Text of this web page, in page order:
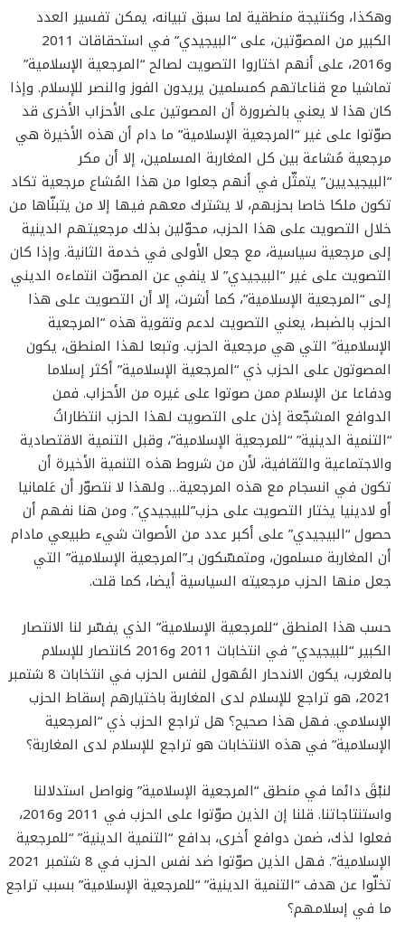
وهكذا، وكنتيجة منطقية لما سبق تبيانه، يمكن تفسير العدد
الكبير من المصوّتين، على “البيجيدي” في استحقاقات 2011
و2016، على أنهم اختاروا التصويت لصالح “المرجعية الإسلامية”
تماشيا مع قناعاتهم كمسلمين يريدون الفوز والنصر للإسلام. وإذا
كان هذا لا يعني بالضرورة أن المصوتين على الأحزاب الأخرى قد
صوّتوا على غير “المرجعية الإسلامية” ما دام أن هذه الأخيرة هي
مرجعية مُشاعة بين كل المغاربة المسلمين، إلا أن مكر
“البيجيديين” يتمثّل في أنهم جعلوا من هذا المُشاع مرجعية تكاد
تكون ملكا خاصا بحزبهم، لا يشترك معهم فيها إلا من يتبنّاها من
خلال التصويت على هذا الحزب، محوّلين بذلك مرجعيتهم الدينية
إلى مرجعية سياسية، مع جعل الأولى في خدمة الثانية. وإذا كان
التصويت على غير “البيجيدي” لا ينفي عن المصوّت انتماءه الديني
إلى “المرجعية الإسلامية”، كما أشرت، إلا أن التصويت على هذا
الحزب بالضبط، يعني التصويت لدعم وتقوية هذه “المرجعية
الإسلامية” التي هي مرجعية الحزب. وتبعا لهذا المنطق، يكون
المصوتون على الحزب ذي “المرجعية الإسلامية” أكثر إسلاما
ودفاعا عن الإسلام ممن صوتوا على غيره من الأحزاب. فمن
الدوافع المشجّعة إذن على التصويت لهذا الحزب انتظاراتُ
“التنمية الدينية” “للمرجعية الإسلامية”، وقبل التنمية الاقتصادية
والاجتماعية والثقافية، لأن من شروط هذه التنمية الأخيرة أن
تكون في انسجام مع هذه المرجعية… ولهذا لا نتصوّر أن عَلمانيا
أو لادينيا يختار التصويت على حزب”للبيجيدي”. ومن هنا نفهم أن
حصول “البيجيدي” على أكبر عدد من الأصوات شيء طبيعي مادام
أن المغاربة مسلمون، ومتمسّكون بـ”المرجعية الإسلامية” التي
جعل منها الحزب مرجعيته السياسية أيضا، كما قلت.
حسب هذا المنطق “للمرجعية الإسلامية” الذي يفسّر لنا الانتصار
الكبير “للبيجيدي” في انتخابات 2011 و2016 كانتصار للإسلام
بالمغرب، يكون الاندحار المُهول لنفس الحزب في انتخابات 8 شتمبر
2021، هو تراجع للإسلام لدى المغاربة باختيارهم إسقاط الحزب
الإسلامي. فهل هذا صحيح؟ هل تراجع الحزب ذي “المرجعية
الإسلامية” في هذه الانتخابات هو تراجع للإسلام لدى المغاربة؟
لنبْقَ دائما في منطق “المرجعية الإسلامية” ونواصل استدلالنا
واستنتاجاتنا. قلنا إن الذين صوّتوا على الحزب في 2011 و2016،
فعلوا لذك، ضمن دوافع أخرى، بدافع “التنمية الدينية” “للمرجعية
الإسلامية”. فهل الذين صوّتوا ضد نفس الحزب في 8 شتمبر 2021
تخلّوا عن هدف “التنمية الدينية” “للمرجعية الإسلامية” بسبب تراجع
ما في إسلامهم؟